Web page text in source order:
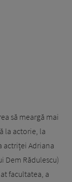
să meargă mai
la actorie, la
actriței Adriana
Dem Rădulescu)
facultatea, a